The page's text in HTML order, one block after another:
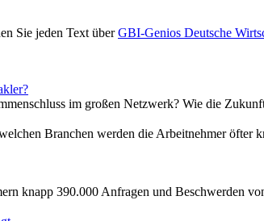
Sie jeden Text überGBI-Genios Deutsche
im großen Netzwerk? Wie die
Branchen werden die Arbeitnehmer öfter
knapp 390.000 Anfragen und Beschwerden